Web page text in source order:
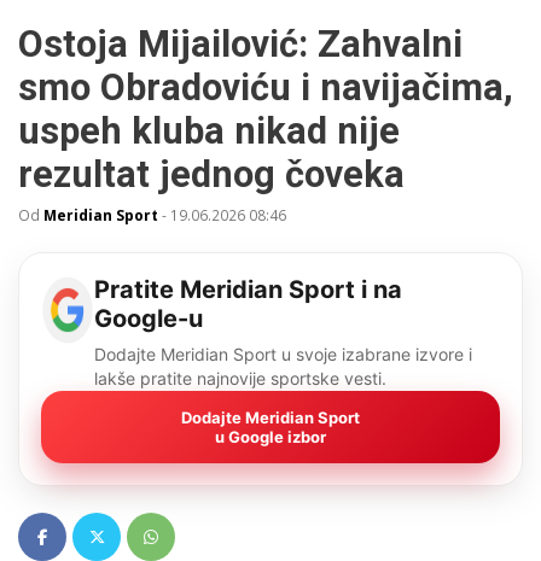
Ostoja Mijailović: Zahvalni
smo Obradoviću i navijačima,
uspeh kluba nikad nije
rezultat jednog čoveka
Od Meridian Sport - 19.06.2026 08:46
Pratite Meridian Sport i na
Google-u
Dodajte Meridian Sport u svoje izabrane izvore i
lakše pratite najnovije sportske vesti.
Dodajte Meridian Sport
u Google izbor